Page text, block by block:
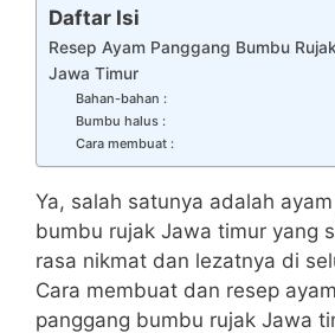
Daftar Isi
Resep Ayam Panggang Bumbu Rujak
Jawa Timur
Bahan-bahan :
Bumbu halus :
Cara membuat :
Ya, salah satunya adalah
bumbu rujak Jawa timur yang
rasa nikmat dan lezatnya di
Cara membuat dan resep
panggang bumbu rujak Jawa